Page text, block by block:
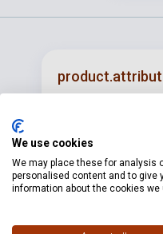
Author
Binding
We use cookies
We may place these for analysis
personalised content and to give
information about the cookies